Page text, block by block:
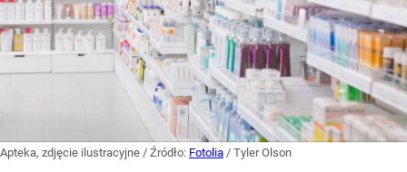
Apteka, zdjęcie ilustracyjne / Źródło: Fotolia / Tyler Olson